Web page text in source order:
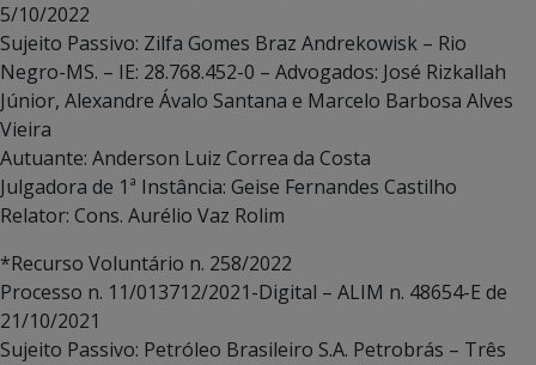
5/10/2022
Sujeito Passivo: Zilfa Gomes Braz Andrekowisk – Rio
Negro-MS. – IE: 28.768.452-0 – Advogados: José Rizkallah
Júnior, Alexandre Ávalo Santana e Marcelo Barbosa Alves
Vieira
Autuante: Anderson Luiz Correa da Costa
Julgadora de 1ª Instância: Geise Fernandes Castilho
Relator: Cons. Aurélio Vaz Rolim
*Recurso Voluntário n. 258/2022
Processo n. 11/013712/2021-Digital – ALIM n. 48654-E de
21/10/2021
Sujeito Passivo: Petróleo Brasileiro S.A. Petrobrás – Três